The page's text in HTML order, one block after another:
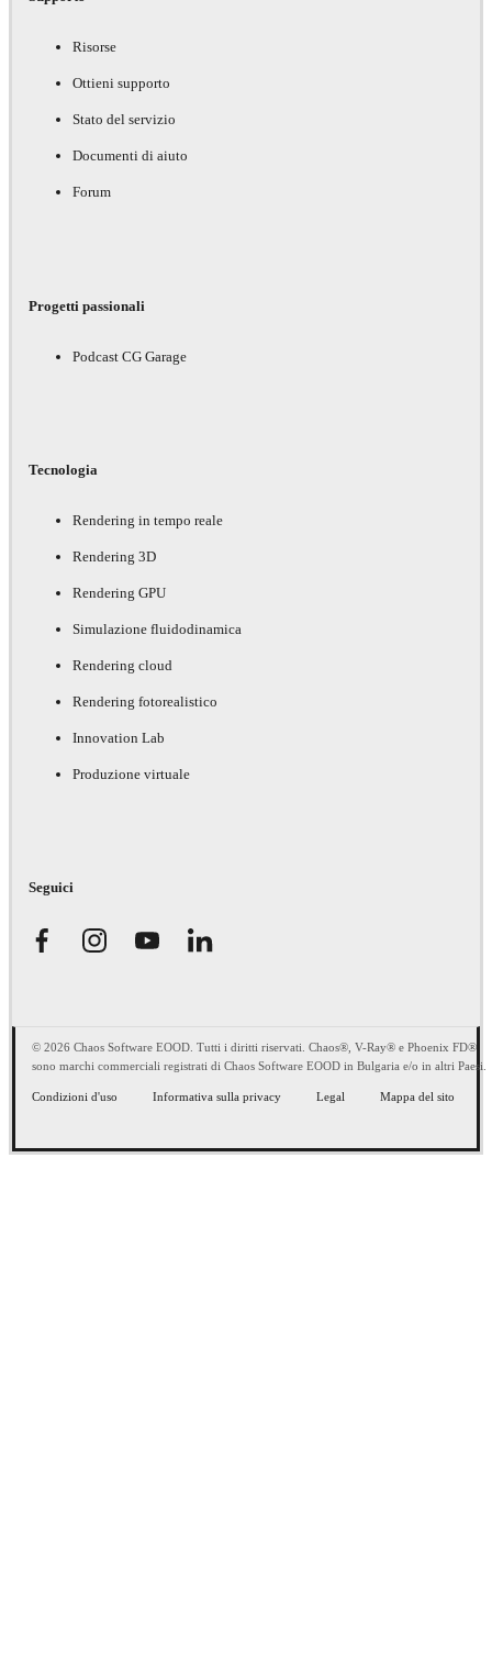
Risorse
Ottieni supporto
Stato del servizio
Documenti di aiuto
Forum
Progetti passionali
Podcast CG Garage
Tecnologia
Rendering in tempo reale
Rendering 3D
Rendering GPU
Simulazione fluidodinamica
Rendering cloud
Rendering fotorealistico
Innovation Lab
Produzione virtuale
Seguici
© 2026 Chaos Software EOOD. Tutti i diritti riservati. Chaos®, V-Ray® e Phoenix FD®
sono marchi commerciali registrati di Chaos Software EOOD in Bulgaria e/o in altri Paesi.
Condizioni d'uso Informativa sulla privacy Legal Mappa del sito